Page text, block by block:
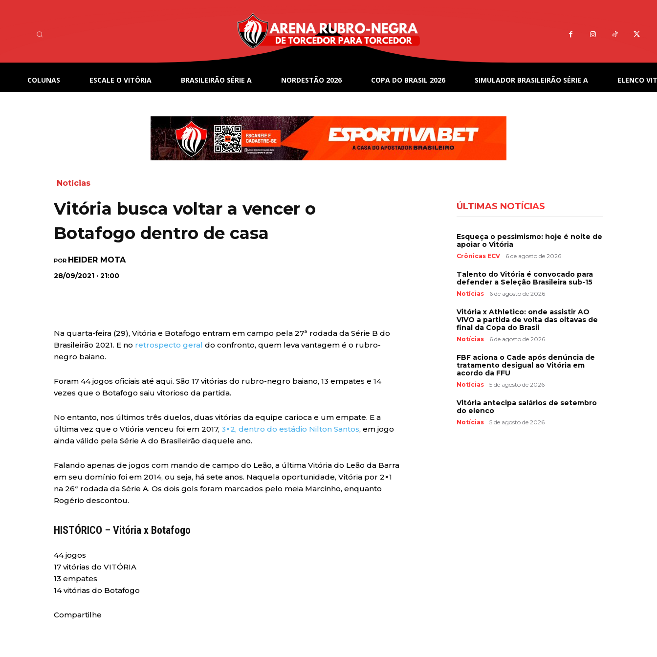
COLUNAS ESCALE O VITÓRIA BRASILEIRÃO SÉRIE A NORDESTÃO 2026 COPA DO BRASIL 2026 SIMULADOR BRASILEIRÃO SÉRIE A ELENCO
Notícias
Vitória busca voltar a vencer o
Botafogo dentro de casa
POR HEIDER MOTA
28/09/2021 · 21:00
Na quarta-feira (29), Vitória e Botafogo entram em campo pela 27ª rodada da Série B do
Brasileirão 2021. E no retrospecto geral do confronto, quem leva vantagem é o rubro-
negro baiano.
Foram 44 jogos oficiais até aqui. São 17 vitórias do rubro-negro baiano, 13 empates e 14
vezes que o Botafogo saiu vitorioso da partida.
No entanto, nos últimos três duelos, duas vitórias da equipe carioca e um empate. E a
última vez que o Vtiória venceu foi em 2017, 3×2, dentro do estádio Nilton Santos, em jogo
ainda válido pela Série A do Brasileirão daquele ano.
Falando apenas de jogos com mando de campo do Leão, a última Vitória do Leão da Barra
em seu domínio foi em 2014, ou seja, há sete anos. Naquela oportunidade, Vitória por 2×1
na 26ª rodada da Série A. Os dois gols foram marcados pelo meia Marcinho, enquanto
Rogério descontou.
HISTÓRICO – Vitória x Botafogo
44 jogos
17 vitórias do VITÓRIA
13 empates
14 vitórias do Botafogo
Compartilhe
ÚLTIMAS NOTÍCIAS
Esqueça o pessimismo: hoje é noite de
apoiar o Vitória
Crônicas ECV 6 de agosto de 2026
Talento do Vitória é convocado para
defender a Seleção Brasileira sub-15
Notícias 6 de agosto de 2026
Vitória x Athletico: onde assistir AO
VIVO a partida de volta das oitavas de
final da Copa do Brasil
Notícias 6 de agosto de 2026
FBF aciona o Cade após denúncia de
tratamento desigual ao Vitória em
acordo da FFU
Notícias 5 de agosto de 2026
Vitória antecipa salários de setembro
do elenco
Notícias 5 de agosto de 2026